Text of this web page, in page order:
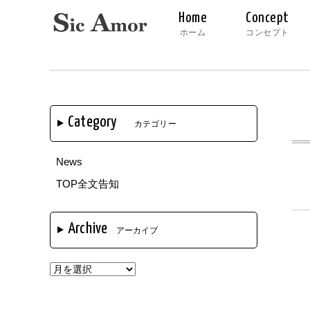
Home
ホーム
Concept
コンセプト
Category カテゴリー
News
TOP全文告知
Archive アーカイブ